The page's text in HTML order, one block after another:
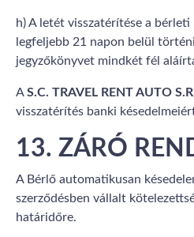
h) A letét visszatérítése a
legfeljebb 21 napon belül
jegyzőkönyvet mindkét fél
AS.C. TRAVEL RENT AUTO
visszatérítés banki
13. ZÁRÓ
A Bérlő automatikusan
szerződésben vállalt
határidőre.